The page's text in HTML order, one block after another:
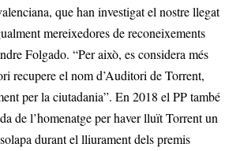
que han investigat el nostre llegat
mereixedores de reconeixements
Folgado. “Per això, es considera més
recupere el nom d’Auditori de Torrent,
per la ciutadania”. En 2018 el PP també
de l’homenatge per haver lluït Torrent un
durant el lliurament dels premis